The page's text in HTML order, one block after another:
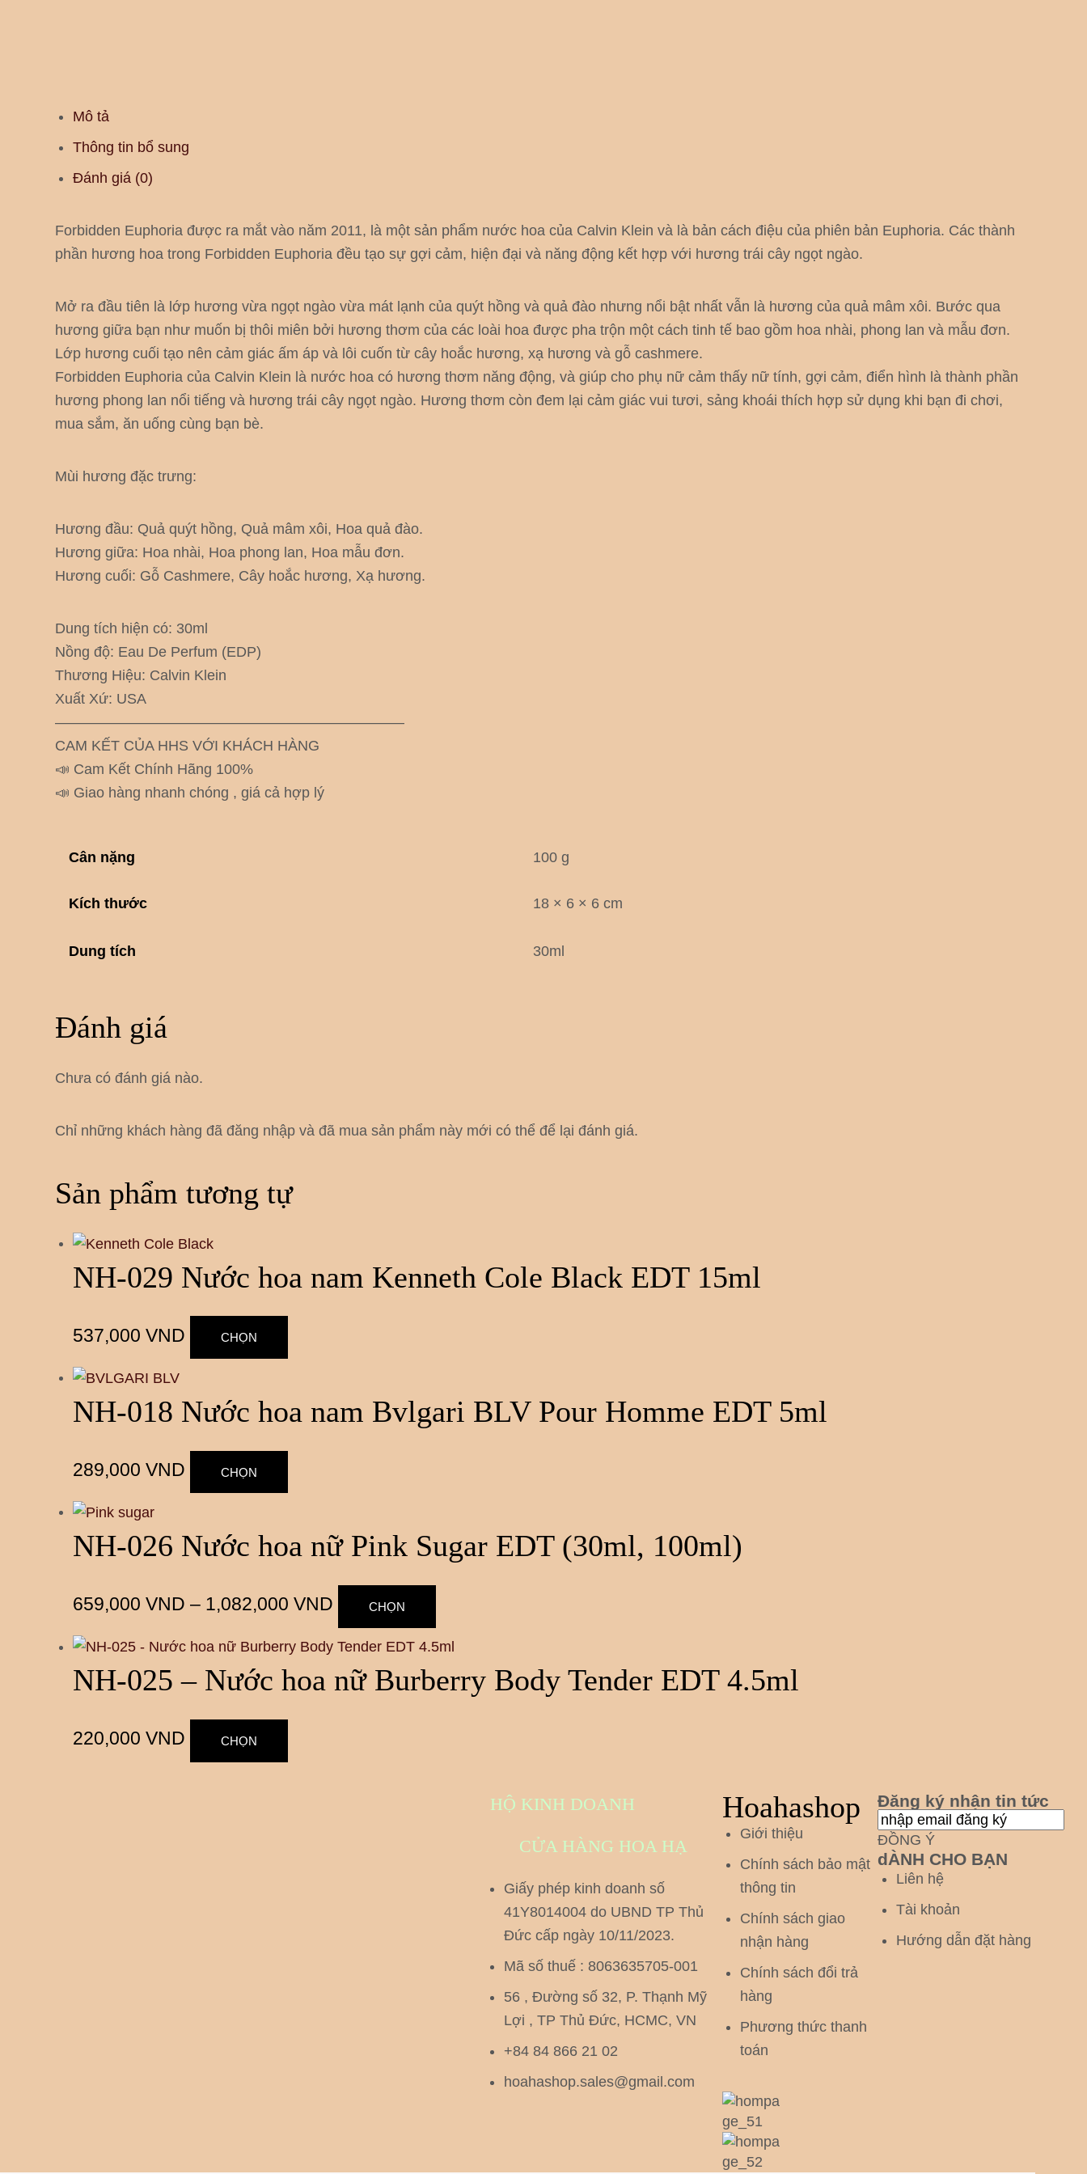
Mô tả
Thông tin bổ sung
Đánh giá (0)
Forbidden Euphoria được ra mắt vào năm 2011, là một sản phẩm nước hoa của Calvin Klein và là bản cách điệu của phiên bản Euphoria. Các thành
phần hương hoa trong Forbidden Euphoria đều tạo sự gợi cảm, hiện đại và năng động kết hợp với hương trái cây ngọt ngào.
Mở ra đầu tiên là lớp hương vừa ngọt ngào vừa mát lạnh của quýt hồng và quả đào nhưng nổi bật nhất vẫn là hương của quả mâm xôi. Bước qua
hương giữa bạn như muốn bị thôi miên bởi hương thơm của các loài hoa được pha trộn một cách tinh tế bao gồm hoa nhài, phong lan và mẫu đơn.
Lớp hương cuối tạo nên cảm giác ấm áp và lôi cuốn từ cây hoắc hương, xạ hương và gỗ cashmere.
Forbidden Euphoria của Calvin Klein là nước hoa có hương thơm năng động, và giúp cho phụ nữ cảm thấy nữ tính, gợi cảm, điển hình là thành phần
hương phong lan nổi tiếng và hương trái cây ngọt ngào. Hương thơm còn đem lại cảm giác vui tươi, sảng khoái thích hợp sử dụng khi bạn đi chơi,
mua sắm, ăn uống cùng bạn bè.
Mùi hương đặc trưng:
Hương đầu: Quả quýt hồng, Quả mâm xôi, Hoa quả đào.
Hương giữa: Hoa nhài, Hoa phong lan, Hoa mẫu đơn.
Hương cuối: Gỗ Cashmere, Cây hoắc hương, Xạ hương.
Dung tích hiện có: 30ml
Nồng độ: Eau De Perfum (EDP)
Thương Hiệu: Calvin Klein
Xuất Xứ: USA
————————————————————————
CAM KẾT CỦA HHS VỚI KHÁCH HÀNG
📣 Cam Kết Chính Hãng 100%
📣 Giao hàng nhanh chóng , giá cả hợp lý
Cân nặng 100 g
Kích thước 18 × 6 × 6 cm
Dung tích 30ml
Đánh giá
Chưa có đánh giá nào.
Chỉ những khách hàng đã đăng nhập và đã mua sản phẩm này mới có thể để lại đánh giá.
Sản phẩm tương tự
NH-029 Nước hoa nam Kenneth Cole Black EDT 15ml
537,000 VND CHỌN
NH-018 Nước hoa nam Bvlgari BLV Pour Homme EDT 5ml
289,000 VND CHỌN
NH-026 Nước hoa nữ Pink Sugar EDT (30ml, 100ml)
659,000 VND – 1,082,000 VND CHỌN
NH-025 – Nước hoa nữ Burberry Body Tender EDT 4.5ml
220,000 VND CHỌN
HỘ KINH DOANH
CỬA HÀNG HOA HẠ
Giấy phép kinh doanh số
41Y8014004 do UBND TP Thủ
Đức cấp ngày 10/11/2023.
Mã số thuế : 8063635705-001
56 , Đường số 32, P. Thạnh Mỹ
Lợi , TP Thủ Đức, HCMC, VN
+84 84 866 21 02
hoahashop.sales@gmail.com
Hoahashop
Giới thiệu
Chính sách bảo mật
thông tin
Chính sách giao
nhận hàng
Chính sách đổi trả
hàng
Phương thức thanh
toán
Đăng ký nhận tin tức
ĐỒNG Ý
dÀNH CHO BẠN
Liên hệ
Tài khoản
Hướng dẫn đặt hàng